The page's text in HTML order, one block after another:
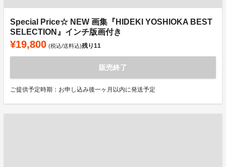
Special Price☆ NEW 画集『HIDEKI YOSHIOKA BEST
SELECTION』インチ版画付き
¥19,800 (税込/送料込)残り11
販売終了
ご提供予定時期：お申し込み後一ヶ月以内に発送予定